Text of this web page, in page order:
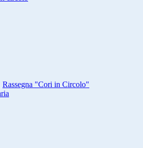
Rassegna "Cori in Circolo"